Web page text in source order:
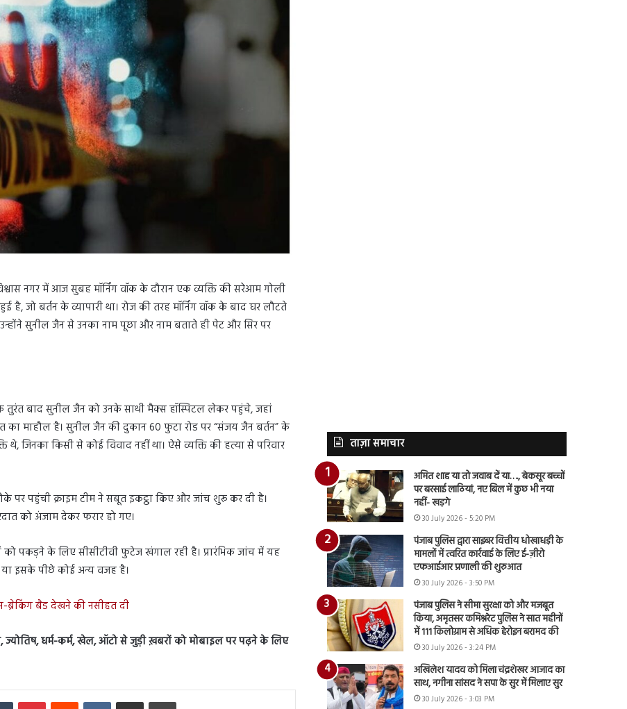
नगर में आज सुबह मॉर्निंग वॉक के दौरान एक व्यक्ति की सरेआम गोली
जो बर्तन के व्यापारी था। रोज की तरह मॉर्निंग वॉक के बाद घर लौटते
सुनील जैन से उनका नाम पूछा और नाम बताते ही पेट और सिर पर
तुरंत बाद सुनील जैन को उनके साथी मैक्स हॉस्पिटल लेकर पहुंचे, जहां
का माहौल है। सुनील जैन की दुकान 60 फुटा रोड पर “संजय जैन बर्तन” के
जिनका किसी से कोई विवाद नहीं था। ऐसे व्यक्ति की हत्या से परिवार
पर पहुंची क्राइम टीम ने सबूत इकट्ठा किए और जांच शुरू कर दी है।
को अंजाम देकर फरार हो गए।
पकड़ने के लिए सीसीटीवी फुटेज खंगाल रही है। प्रारंभिक जांच में यह
या इसके पीछे कोई अन्य वजह है।
ब्रेकिंग बैड देखने की नसीहत दी
ज्योतिष, धर्म-कर्म, खेल, ऑटो से जुड़ी ख़बरों को मोबाइल पर पढ़ने के लिए
Tumblr PinterestReddit VKontakteShare via Email Print
ताज़ा समाचार
अमित शाह या तो जवाब दें या…., बेकसूर बच्चों
पर बरसाई लाठियां, नए बिल में कुछ भी नया
नहीं- खड़गे
30 July 2026 - 5:20 PM
पंजाब पुलिस द्वारा साइबर वित्तीय धोखाधड़ी के
मामलों में त्वरित कार्रवाई के लिए ई-ज़ीरो
एफआईआर प्रणाली की शुरुआत
30 July 2026 - 3:50 PM
पंजाब पुलिस ने सीमा सुरक्षा को और मजबूत
किया, अमृतसर कमिश्नरेट पुलिस ने सात महीनों
में 111 किलोग्राम से अधिक हेरोइन बरामद की
30 July 2026 - 3:24 PM
अखिलेश यादव को मिला चंद्रशेखर आजाद का
साथ, नगीना सांसद ने सपा के सुर में मिलाए सुर
30 July 2026 - 3:03 PM